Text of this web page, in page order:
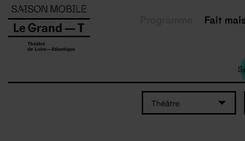
Fait
Théâtre
Panneau de gestion des cookies